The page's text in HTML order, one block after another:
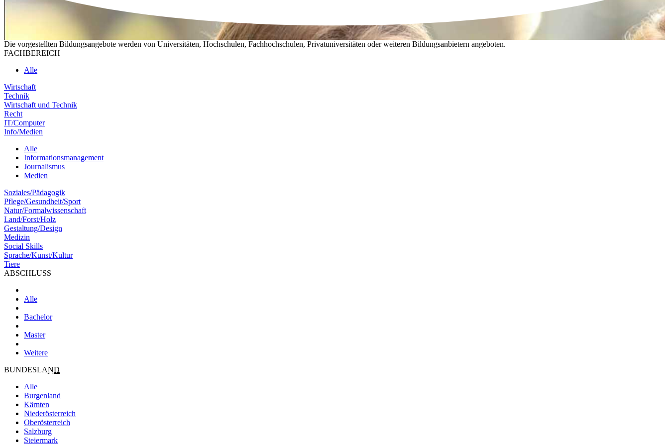
Die vorgestellten Bildungsangebote werden von Universitäten, Hochschulen, Fachhochschulen, Privatuniversitäten oder weiteren Bildungsanbietern angeboten.
FACHBEREICH
Alle
Wirtschaft
Technik
Wirtschaft und Technik
Recht
IT/Computer
Info/Medien
Alle
Informationsmanagement
Journalismus
Medien
Soziales/Pädagogik
Pflege/Gesundheit/Sport
Natur/Formalwissenschaft
Land/Forst/Holz
Gestaltung/Design
Medizin
Social Skills
Sprache/Kunst/Kultur
Tiere
ABSCHLUSS
Alle
Bachelor
Master
Weitere
BUNDESLAND
Alle
Burgenland
Kärnten
Niederösterreich
Oberösterreich
Salzburg
Steiermark